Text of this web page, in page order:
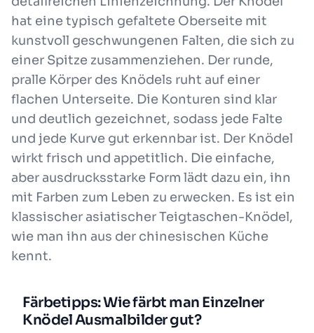
hat eine typisch gefaltete Oberseite mit
kunstvoll geschwungenen Falten, die sich zu
einer Spitze zusammenziehen. Der runde,
pralle Körper des Knödels ruht auf einer
flachen Unterseite. Die Konturen sind klar
und deutlich gezeichnet, sodass jede Falte
und jede Kurve gut erkennbar ist. Der Knödel
wirkt frisch und appetitlich. Die einfache,
aber ausdrucksstarke Form lädt dazu ein, ihn
mit Farben zum Leben zu erwecken. Es ist ein
klassischer asiatischer Teigtaschen-Knödel,
wie man ihn aus der chinesischen Küche
kennt.
Färbetipps: Wie färbt man Einzelner
Knödel Ausmalbilder gut?